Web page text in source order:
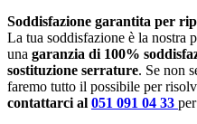
Soddisfazione garantita per
La tua soddisfazione è la nostra
una garanzia di 100%
sostituzione serrature. Se non
faremo tutto il possibile per
contattarci al 051 091 04 33